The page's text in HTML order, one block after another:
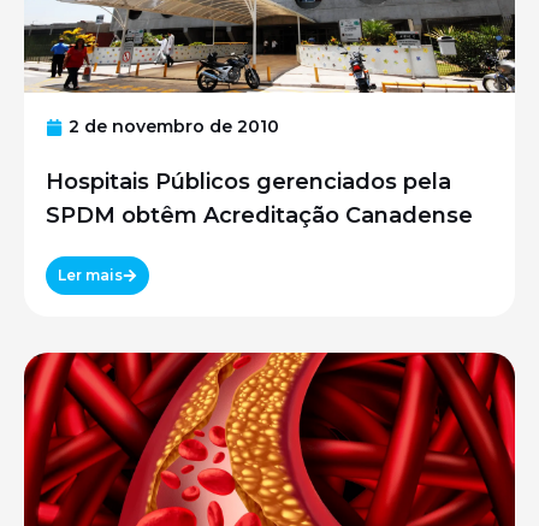
2 de novembro de 2010
Hospitais Públicos gerenciados pela
SPDM obtêm Acreditação Canadense
Ler mais